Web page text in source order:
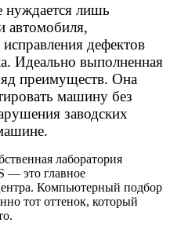
нуждается лишь
автомобиля,
дефектов
Идеально выполненная
преимуществ. Она
машину без
заводских
лаборатория
— это главное
Компьютерный подбор
тот оттенок, который